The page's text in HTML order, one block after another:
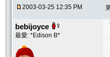
2003-03-25 12:35 PM
bebijoyce
最愛: *Edison B*